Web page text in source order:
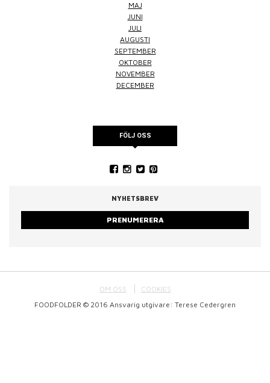
MAJ
JUNI
JULI
AUGUSTI
SEPTEMBER
OKTOBER
NOVEMBER
DECEMBER
FÖLJ OSS
NYHETSBREV
PRENUMERERA
OM OSS
COOKIES
FOODFOLDER © 2016 Ansvarig utgivare: Terese Cedergren